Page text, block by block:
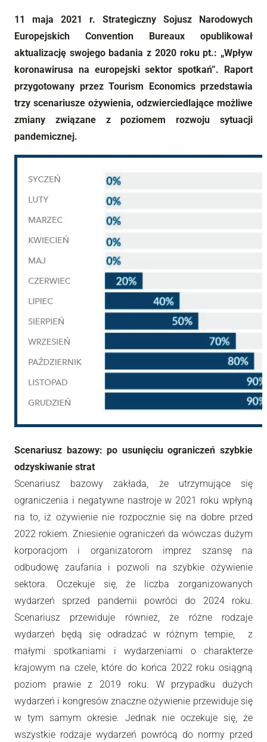
11 maja 2021 r. Strategiczny Sojusz Narodowych
Europejskich Convention Bureaux opublikował
aktualizację swojego badania z 2020 roku pt.: „Wpływ
koronawirusa na europejski sektor spotkań”. Raport
przygotowany przez Tourism Economics przedstawia
trzy scenariusze ożywienia, odzwierciedlające możliwe
zmiany związane z poziomem rozwoju sytuacji
pandemicznej.
Scenariusz bazowy: po usunięciu ograniczeń szybkie
odzyskiwanie strat
Scenariusz bazowy zakłada, że utrzymujące się
ograniczenia i negatywne nastroje w 2021 roku wpłyną
na to, iż ożywienie nie rozpocznie się na dobre przed
2022 rokiem. Zniesienie ograniczeń da wówczas dużym
korporacjom i organizatorom imprez szansę na
odbudowę zaufania i pozwoli na szybkie ożywienie
sektora. Oczekuje się, że liczba zorganizowanych
wydarzeń sprzed pandemii powróci do 2024 roku.
Scenariusz przewiduje również, że różne rodzaje
wydarzeń będą się odradzać w różnym tempie, z
małymi spotkaniami i wydarzeniami o charakterze
krajowym na czele, które do końca 2022 roku osiągną
poziom prawie z 2019 roku. W przypadku dużych
wydarzeń i kongresów znaczne ożywienie przewiduje się
w tym samym okresie. Jednak nie oczekuje się, że
wszystkie rodzaje wydarzeń powrócą do normy przed